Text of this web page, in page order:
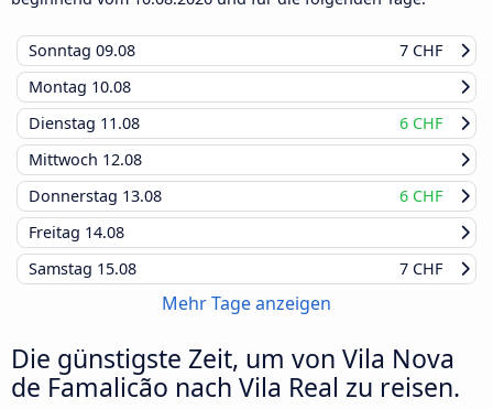
Sonntag 09.08
7 CHF
Montag 10.08
Dienstag 11.08
6 CHF
Mittwoch 12.08
Donnerstag 13.08
6 CHF
Freitag 14.08
Samstag 15.08 7 CHF
Mehr Tage anzeigen
Die günstigste Zeit, um von Vila Nova
de Famalicão nach Vila Real zu reisen.